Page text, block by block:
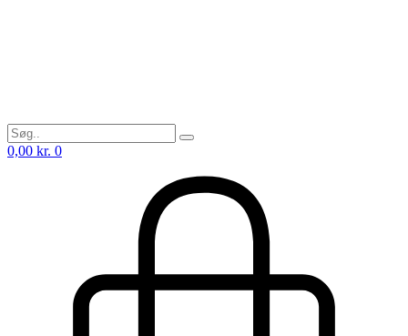
0,00 kr. 0